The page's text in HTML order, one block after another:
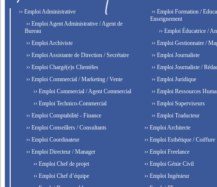
›› Emploi Administrative
›› Emploi Agent Administrative / Agent de
Bureau
›› Emploi Archiviste
›› Emploi Assistante de Direction / Secrétaire
›› Emploi Chargé(e)s Clientèles
›› Emploi Commercial / Marketing / Vente
›› Emploi Commercial / Agent Commercial
›› Emploi Technico-Commercial
›› Emploi Comptabilité - Finance
›› Emploi Conseillers / Consultants
›› Emploi Coordinateur
›› Emploi Directeur / Manager
›› Emploi Chef de projet
›› Emploi Chef d’équipe
›› Emploi Formation /
Enseignement
›› Emploi Éducatrice /
›› Emploi Gestionnaire /
›› Emploi Journaliste
›› Emploi Journaliste /
›› Emploi Juridique
›› Emploi Ressources
›› Emploi Superviseurs
›› Emploi Traducteur
›› Emploi Architecte
›› Emploi Esthétique / Coiffure
›› Emploi Freelance
›› Emploi Génie Civil
›› Emploi Ingénieur